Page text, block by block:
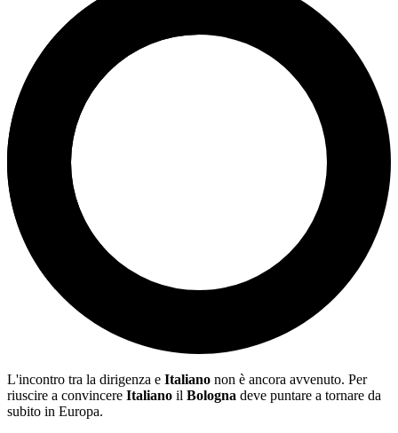
L'incontro tra la dirigenza e Italiano non è ancora avvenuto. Per
riuscire a convincere Italiano il Bologna deve puntare a tornare da
subito in Europa.